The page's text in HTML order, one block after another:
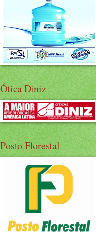
Ótica Diniz
Posto Florestal